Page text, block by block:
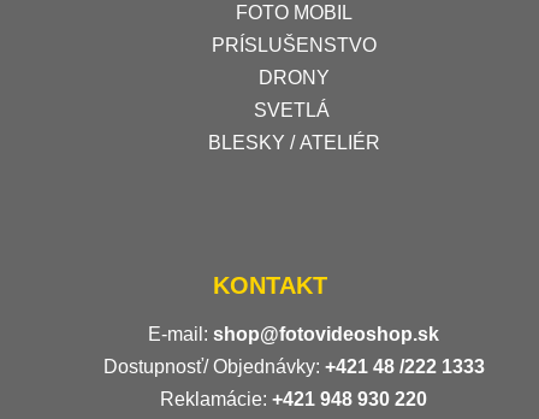
FOTO MOBIL
PRÍSLUŠENSTVO
DRONY
SVETLÁ
BLESKY / ATELIÉR
KONTAKT
E-mail: shop@fotovideoshop.sk
Dostupnosť/ Objednávky: +421 48 /222 1333
Reklamácie: +421 948 930 220